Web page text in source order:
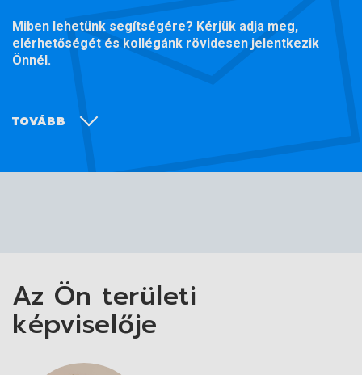
Miben lehetünk segítségére? Kérjük adja meg,
elérhetőségét és kollégánk rövidesen jelentkezik
Önnél.
TOVÁBB
Az Ön területi
képviselője